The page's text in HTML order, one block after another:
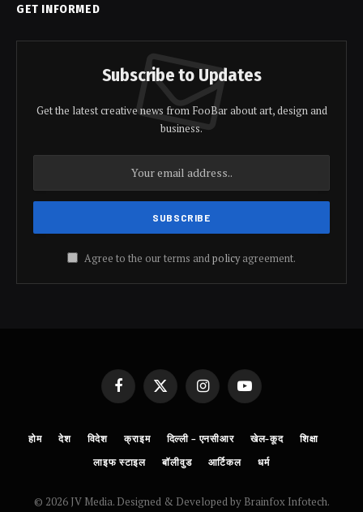
GET INFORMED
Subscribe to Updates
Get the latest creative news from FooBar about art, design and
business.
Agree to the our terms andpolicyagreement.
FacebookX
(Twitter)
InstagramYouTube
होम देश विदेश क्राइम दिल्ली – एनसीआर खेल-कूद शिक्षा
लाइफ स्टाइल बॉलीवुड आर्टिकल धर्म
© 2026 JV Media. Designed & Developed by Brainfox Infotech.